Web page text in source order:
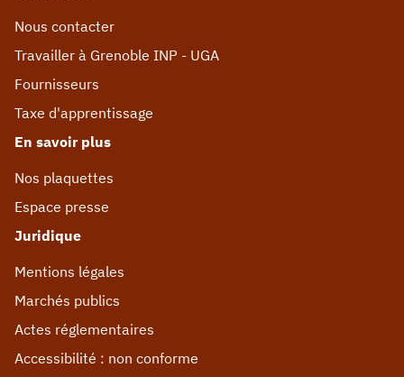
Nous contacter
Travailler à Grenoble INP - UGA
Fournisseurs
Taxe d'apprentissage
En savoir plus
Nos plaquettes
Espace presse
Juridique
Mentions légales
Marchés publics
Actes réglementaires
Accessibilité : non conforme